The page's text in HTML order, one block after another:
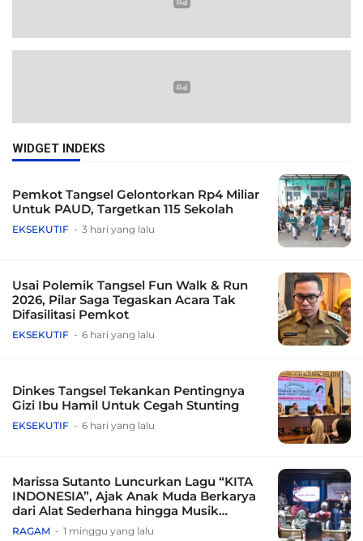
WIDGET INDEKS
Pemkot Tangsel Gelontorkan Rp4 Miliar
Untuk PAUD, Targetkan 115 Sekolah
EKSEKUTIF 3 hari yang lalu
Usai Polemik Tangsel Fun Walk & Run
2026, Pilar Saga Tegaskan Acara Tak
Difasilitasi Pemkot
EKSEKUTIF 6 hari yang lalu
Dinkes Tangsel Tekankan Pentingnya
Gizi Ibu Hamil Untuk Cegah Stunting
EKSEKUTIF 6 hari yang lalu
Marissa Sutanto Luncurkan Lagu “KITA
INDONESIA”, Ajak Anak Muda Berkarya
dari Alat Sederhana hingga Musik
Tradisional
RAGAM 1 minggu yang lalu